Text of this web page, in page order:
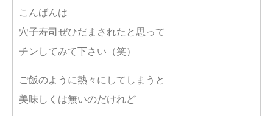
こんばんは
穴子寿司ぜひだまされたと思って
チンしてみて下さい（笑）
ご飯のように熱々にしてしまうと
美味しくは無いのだけれど